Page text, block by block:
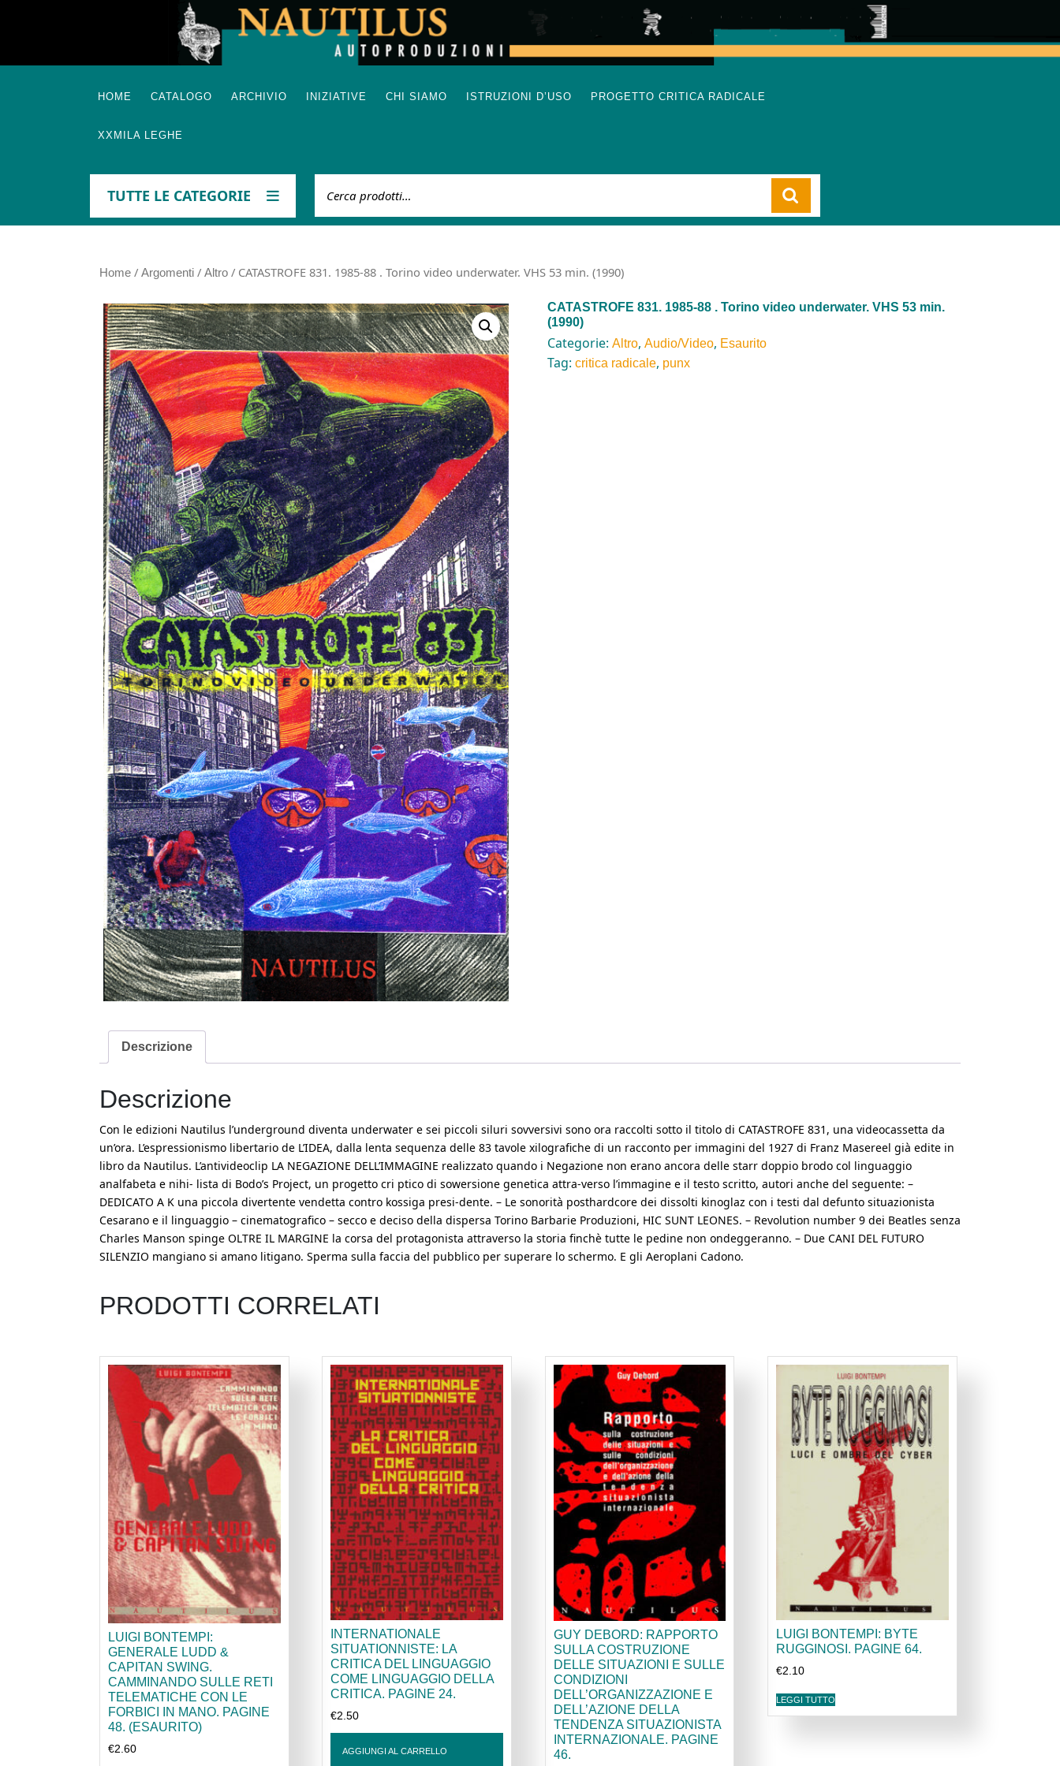
HOME CATALOGO ARCHIVIO INIZIATIVE CHI SIAMO ISTRUZIONI D’USO PROGETTO CRITICA RADICALE
XXMILA LEGHE
TUTTE LE CATEGORIE
Home / Argomenti / Altro / CATASTROFE 831. 1985-88 . Torino video underwater. VHS 53 min. (1990)
CATASTROFE 831. 1985-88 . Torino video underwater. VHS 53 min.
(1990)
Categorie: Altro, Audio/Video, Esaurito
Tag: critica radicale, punx
Descrizione
Descrizione
Con le edizioni Nautilus l’underground diventa underwater e sei piccoli siluri sovversivi sono ora raccolti sotto il titolo di CATASTROFE 831, una videocassetta da
un’ora. L’espressionismo libertario de L’IDEA, dalla lenta sequenza delle 83 tavole xilografiche di un racconto per immagini del 1927 di Franz Masereel già edite in
libro da Nautilus. L’antivideoclip LA NEGAZIONE DELL’IMMAGINE realizzato quando i Negazione non erano ancora delle starr doppio brodo col linguaggio
analfabeta e nihi- lista di Bodo’s Project, un progetto cri ptico di sowersione genetica attra-verso l’immagine e il testo scritto, autori anche del seguente: –
DEDICATO A K una piccola divertente vendetta contro kossiga presi-dente. – Le sonorità posthardcore dei dissolti kinoglaz con i testi dal defunto situazionista
Cesarano e il linguaggio – cinematografico – secco e deciso della dispersa Torino Barbarie Produzioni, HIC SUNT LEONES. – Revolution number 9 dei Beatles senza
Charles Manson spinge OLTRE IL MARGINE la corsa del protagonista attraverso la storia finchè tutte le pedine non ondeggeranno. – Due CANI DEL FUTURO
SILENZIO mangiano si amano litigano. Sperma sulla faccia del pubblico per superare lo schermo. E gli Aeroplani Cadono.
PRODOTTI CORRELATI
LUIGI BONTEMPI:
GENERALE LUDD &
CAPITAN SWING.
CAMMINANDO SULLE RETI
TELEMATICHE CON LE
FORBICI IN MANO. PAGINE
48. (ESAURITO)
€2.60
INTERNATIONALE
SITUATIONNISTE: LA
CRITICA DEL LINGUAGGIO
COME LINGUAGGIO DELLA
CRITICA. PAGINE 24.
€2.50
AGGIUNGI AL CARRELLO
GUY DEBORD: RAPPORTO
SULLA COSTRUZIONE
DELLE SITUAZIONI E SULLE
CONDIZIONI
DELL’ORGANIZZAZIONE E
DELL’AZIONE DELLA
TENDENZA SITUAZIONISTA
INTERNAZIONALE. PAGINE
46.
LUIGI BONTEMPI: BYTE
RUGGINOSI. PAGINE 64.
€2.10
LEGGI TUTTO